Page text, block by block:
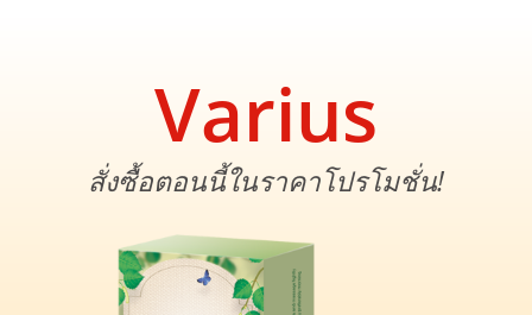
Varius
สั่งซื้อตอนนี้ในราคาโปรโมชั่น!